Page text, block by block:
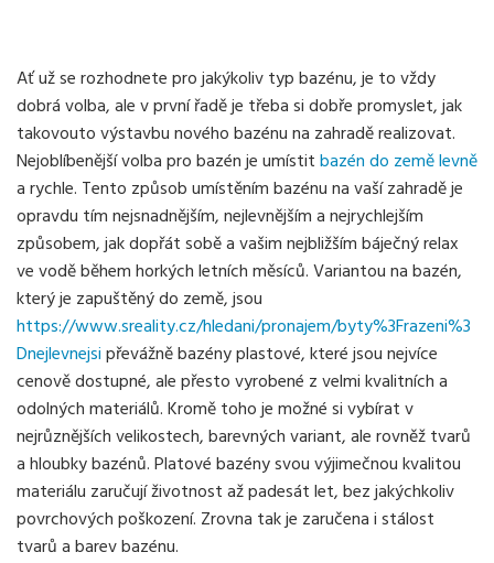
Ať už se rozhodnete pro jakýkoliv typ bazénu, je to vždy
dobrá volba, ale v první řadě je třeba si dobře promyslet, jak
takovouto výstavbu nového bazénu na zahradě realizovat.
Nejoblíbenější volba pro bazén je umístitbazén do země levně
a rychle. Tento způsob umístěním bazénu na vaší zahradě je
opravdu tím nejsnadnějším, nejlevnějším a nejrychlejším
způsobem, jak dopřát sobě a vašim nejbližším báječný relax
ve vodě během horkých letních měsíců. Variantou na bazén,
který je zapuštěný do země, jsou
https://www.sreality.cz/hledani/pronajem/byty%3Frazeni%3
Dnejlevnejsipřevážně bazény plastové, které jsou nejvíce
cenově dostupné, ale přesto vyrobené z velmi kvalitních a
odolných materiálů. Kromě toho je možné si vybírat v
nejrůznějších velikostech, barevných variant, ale rovněž tvarů
a hloubky bazénů. Platové bazény svou výjimečnou kvalitou
materiálu zaručují životnost až padesát let, bez jakýchkoliv
povrchových poškození. Zrovna tak je zaručena i stálost
tvarů a barev bazénu.